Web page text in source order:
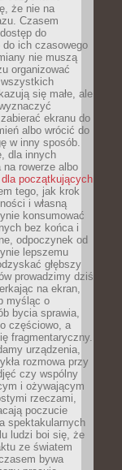
że nie na
Czasem
do
ich czasowego
nie muszą
organizować
się małe, ale
ekranu do
albo wrócić do
w inny sposób.
dla innych
rowerze albo
dla początkujących
tego, jak krok
i własną
konsumować
bez końca i
odpoczynek od
lepszemu
głębszy
prowadzimy dziś
na ekran,
myśląc o
bycia sprawia,
częściowo, a
fragmentaryczny.
urządzenia,
rozmowa przy
czy wspólny
i ożywającym
rzeczami,
poczucie
spektakularnych
ludzi boi się, że
ze światem
bywa